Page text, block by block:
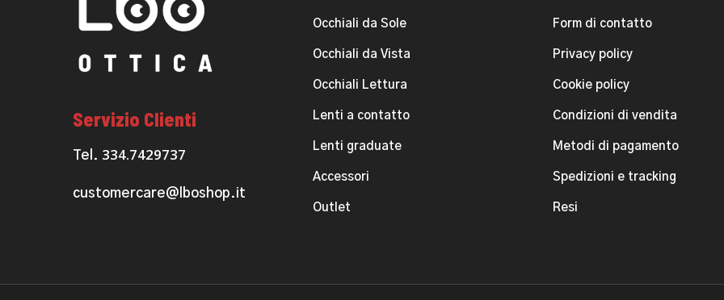
Servizio Clienti
Tel. 334.7429737
customercare@lboshop.it
Occhiali da Sole
Occhiali da Vista
Occhiali Lettura
Lenti a contatto
Lenti graduate
Accessori
Outlet
Form di contatto
Privacy policy
Cookie policy
Condizioni di vendita
Metodi di pagamento
Spedizioni e tracking
Resi